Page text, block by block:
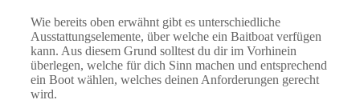
Wie bereits oben erwähnt gibt es unterschiedliche
Ausstattungselemente, über welche ein Baitboat verfügen
kann. Aus diesem Grund solltest du dir im Vorhinein
überlegen, welche für dich Sinn machen und entsprechend
ein Boot wählen, welches deinen Anforderungen gerecht
wird.